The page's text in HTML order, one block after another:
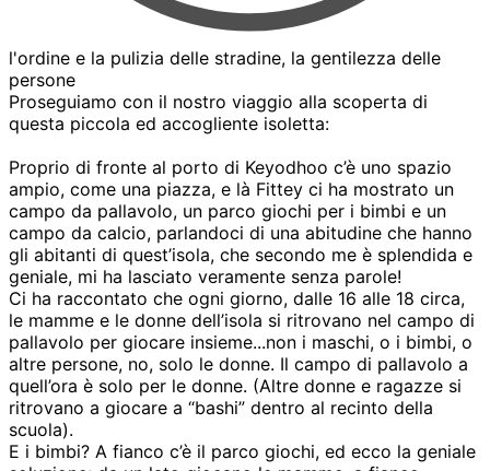
l'ordine e la pulizia delle stradine, la gentilezza delle
persone
Proseguiamo con il nostro viaggio alla scoperta di
questa piccola ed accogliente isoletta:
Proprio di fronte al porto di Keyodhoo c’è uno spazio
ampio, come una piazza, e là Fittey ci ha mostrato un
campo da pallavolo, un parco giochi per i bimbi e un
campo da calcio, parlandoci di una abitudine che hanno
gli abitanti di quest’isola, che secondo me è splendida e
geniale, mi ha lasciato veramente senza parole!
Ci ha raccontato che ogni giorno, dalle 16 alle 18 circa,
le mamme e le donne dell’isola si ritrovano nel campo di
pallavolo per giocare insieme...non i maschi, o i bimbi, o
altre persone, no, solo le donne. Il campo di pallavolo a
quell’ora è solo per le donne. (Altre donne e ragazze si
ritrovano a giocare a “bashi” dentro al recinto della
scuola).
E i bimbi? A fianco c’è il parco giochi, ed ecco la geniale